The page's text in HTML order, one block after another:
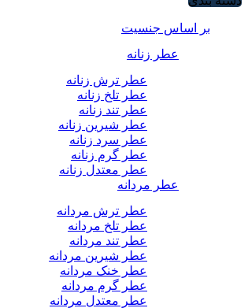
بر اساس جنسیت
عطر زنانه
عطر ترش زنانه
عطر تلخ زنانه
عطر تند زنانه
عطر شیرین زنانه
عطر سرد زنانه
عطر گرم زنانه
عطر معتدل زنانه
عطر مردانه
عطر ترش مردانه
عطر تلخ مردانه
عطر تند مردانه
عطر شیرین مردانه
عطر خنک مردانه
عطر گرم مردانه
عطر معتدل مردانه